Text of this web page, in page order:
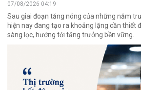
07/08/2026 04:19
Sau giai đoạn tăng nóng của những năm
hiện nay đang tạo ra khoảng lặng cần thiết
sàng lọc, hướng tới tăng trưởng bền vững.